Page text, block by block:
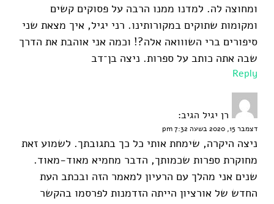
ומחוצה לה. למדנו ממנו הרבה על פסוקים קשים
ומקומות שתוקים במקורותינו. רני יגיל, איך מצאת שני
סיפורים ברי השווואה אלה?! וכמה אני אוהבת את הדרך
שבה אתה כותב על ספרות. ניצה בן־דב
Reply
רן יגיל הגיב:
דצמבר 15, 2020 בשעה 7:32 pm
ניצה היקרה, שימחת אותי כל כך בתגובתך. לשמוע זאת
מחוקרת ספרות שכמותך, הדבר מחמיא מאוד-מאוד.
שנים אני מהלך עם הרעיון למאמר הזה ובכתב העת
החדש של אורציון הייתה הזדמנות לפרסמו בהקשר